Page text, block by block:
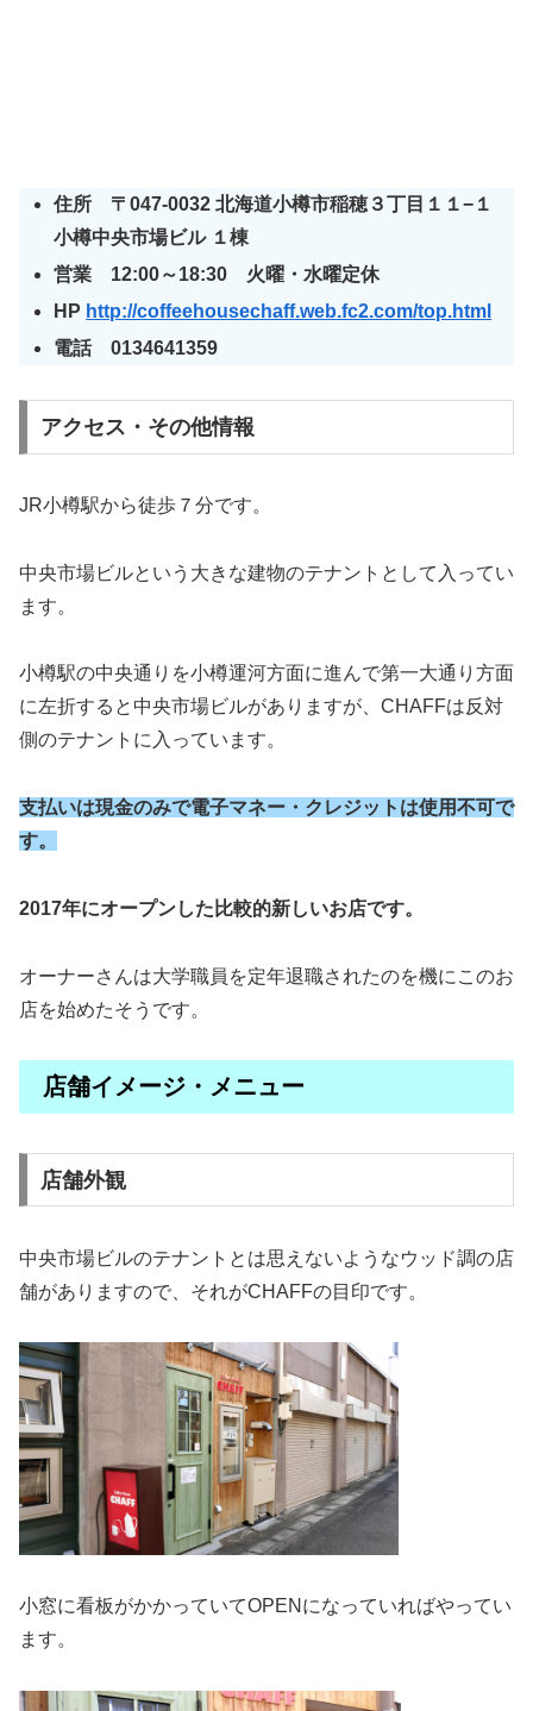
住所 〒047-0032 北海道小樽市稲穂３丁目１１−１
小樽中央市場ビル １棟
営業 12:00～18:30 火曜・水曜定休
HP http://coffeehousechaff.web.fc2.com/top.html
電話 0134641359
アクセス・その他情報
JR小樽駅から徒歩７分です。
中央市場ビルという大きな建物のテナントとして入ってい
ます。
小樽駅の中央通りを小樽運河方面に進んで第一大通り方面
に左折すると中央市場ビルがありますが、CHAFFは反対
側のテナントに入っています。
支払いは現金のみで電子マネー・クレジットは使用不可で
す。
2017年にオープンした比較的新しいお店です。
オーナーさんは大学職員を定年退職されたのを機にこのお
店を始めたそうです。
店舗イメージ・メニュー
店舗外観
中央市場ビルのテナントとは思えないようなウッド調の店
舗がありますので、それがCHAFFの目印です。
小窓に看板がかかっていてOPENになっていればやってい
ます。